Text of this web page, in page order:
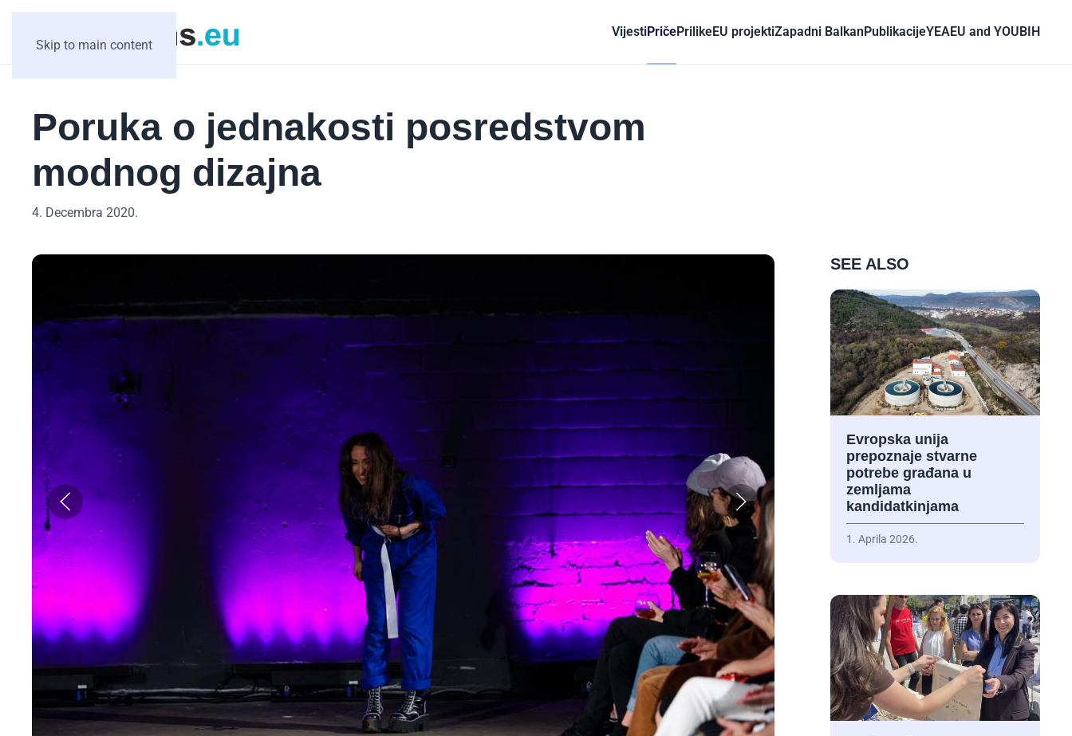
Skip to main content
VijestiPričePrilikeEU projektiZapadni BalkanPublikacijeYEAEU and YOUBIH
Poruka o jednakosti posredstvom
modnog dizajna
4. Decembra 2020.
SEE ALSO
Evropska unija
prepoznaje stvarne
potrebe građana u
zemljama
kandidatkinjama
1. Aprila 2026.